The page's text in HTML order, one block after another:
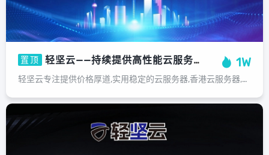
置顶 轻坚云——持续提供高性能云服务器 1W
轻坚云专注提供价格厚道,实用稳定的云服务器,香港云服务器,BGP云服务器,双线云服务器,高防云服务器,美国云服务器,山东云电脑，山东机房托管运维，并提供全方位1对1售后服务,是国内领先的云计算基础设施服务提供商。...